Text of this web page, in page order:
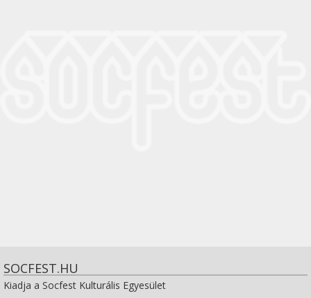
SOCFEST.HU
Kiadja a Socfest Kulturális Egyesület